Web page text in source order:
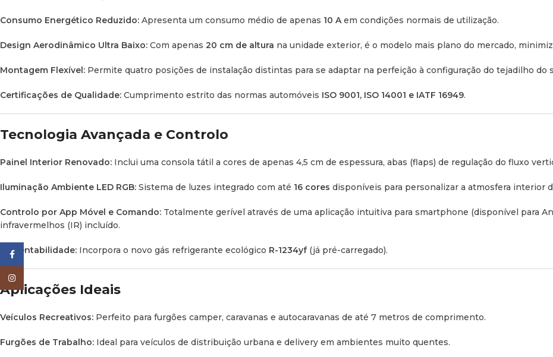
Camiões e Transporte:
Especificações
Voltagem:12 V
Unidade exterior: 25,3 kg
Consola interior: 5,295 kg
Consumo Energético Reduzido: Apresenta um consumo médio de apenas 10 Aem condições normais de utilização.
Design Aerodinâmico Ultra Baixo: Com apenas 20 cm de altura na unidade exterior, é o modelo mais plano do mercado,
Montagem Flexível: Permite quatro posições de instalação distintas para se adaptar na perfeição à configuração do tejadilho do
Certificações de Qualidade: Cumprimento estrito das normas automóveis ISO 9001, ISO 14001 e IATF 16949.
Tecnologia Avançada e Controlo
Painel Interior Renovado: Inclui uma consola tátil a cores de apenas 4,5 cm de espessura, abas (flaps) de regulação do fluxo
Iluminação Ambiente LED RGB: Sistema de luzes integrado com até 16 cores disponíveis para personalizar a atmosfera interior
Controlo por App Móvel e Comando: Totalmente gerível através de uma aplicação intuitiva para smartphone (disponível para
infravermelhos (IR) incluído.
Sustentabilidade: Incorpora o novo gás refrigerante ecológico R-1234yf(já pré-carregado).
Aplicações Ideais
Veículos Recreativos: Perfeito para furgões camper, caravanas e autocaravanas de até 7 metros de comprimento.
Furgões de Trabalho: Ideal para veículos de distribuição urbana e delivery em ambientes muito quentes.
Facebook